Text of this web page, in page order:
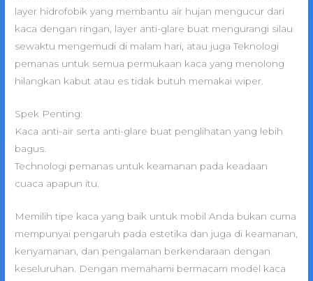
layer hidrofobik yang membantu air hujan mengucur dari
kaca dengan ringan, layer anti-glare buat mengurangi silau
sewaktu mengemudi di malam hari, atau juga Teknologi
pemanas untuk semua permukaan kaca yang menolong
hilangkan kabut atau es tidak butuh memakai wiper.
Spek Penting:
Kaca anti-air serta anti-glare buat penglihatan yang lebih
bagus.
Technologi pemanas untuk keamanan pada keadaan
cuaca apapun itu.
Memilih tipe kaca yang baik untuk mobil Anda bukan cuma
mempunyai pengaruh pada estetika dan juga di keamanan,
kenyamanan, dan pengalaman berkendaraan dengan
keseluruhan. Dengan memahami bermacam model kaca